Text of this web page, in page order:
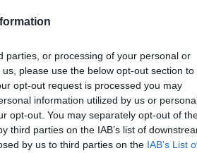
parties, or processing of your personal or
please use the below opt-out section to
opt-out request is processed you may
information utilized by us or
opt-out. You may separately opt-out of
third parties on the IAB’s list of
by us to third parties on the IAB’s List